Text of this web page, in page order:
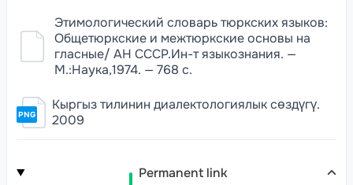
Этимологический словарь тюркских языков:
Общетюркские и межтюркские основы на
гласные/ АН СССР.Ин-т языкознания. —
М.:Наука,1974. — 768 с.
PNG
Кыргыз тилинин диалектологиялык сөздүгү.
2009
Permanent link